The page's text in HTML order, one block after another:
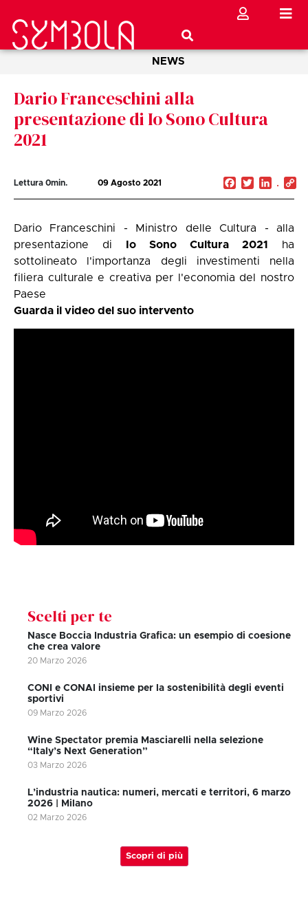
NEWS
Dario Franceschini alla
presentazione di Io Sono Cultura
2021
Lettura 0min. 09 Agosto 2021 Facebook
Twitter
Dario Franceschini - Ministro delle Cultura - alla
presentazione di
Io Sono Cultura 2021
ha
sottolineato l'importanza degli investimenti nella
filiera culturale e creativa per l'economia del nostro
Paese
Guarda il video del suo intervento
Scelti per te
Nasce Boccia Industria Grafica: un esempio di coesione
che crea valore
20 Marzo 2026
CONI e CONAI insieme per la sostenibilità degli eventi
sportivi
09 Marzo 2026
Wine Spectator premia Masciarelli nella selezione
“Italy’s Next Generation”
03 Marzo 2026
L’industria nautica: numeri, mercati e territori, 6 marzo
2026 | Milano
02 Marzo 2026
Scopri di più